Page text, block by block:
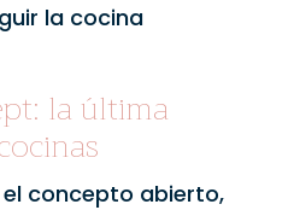
la cocina
la última
concepto abierto,